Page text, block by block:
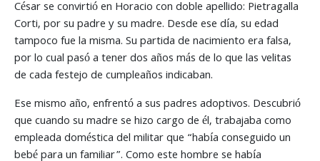
César se convirtió en Horacio con doble apellido: Pietragalla
Corti, por su padre y su madre. Desde ese día, su edad
tampoco fue la misma. Su partida de nacimiento era falsa,
por lo cual pasó a tener dos años más de lo que las velitas
de cada festejo de cumpleaños indicaban.
Ese mismo año, enfrentó a sus padres adoptivos. Descubrió
que cuando su madre se hizo cargo de él, trabajaba como
empleada doméstica del militar que “había conseguido un
bebé para un familiar”. Como este hombre se había